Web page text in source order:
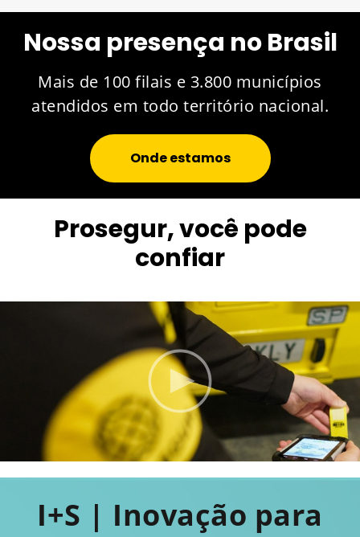
Nossa presença no Brasil
Mais de 100 filais e 3.800 municípios
atendidos em todo território nacional.
Onde estamos
Prosegur, você pode
confiar
I+S | Inovação para